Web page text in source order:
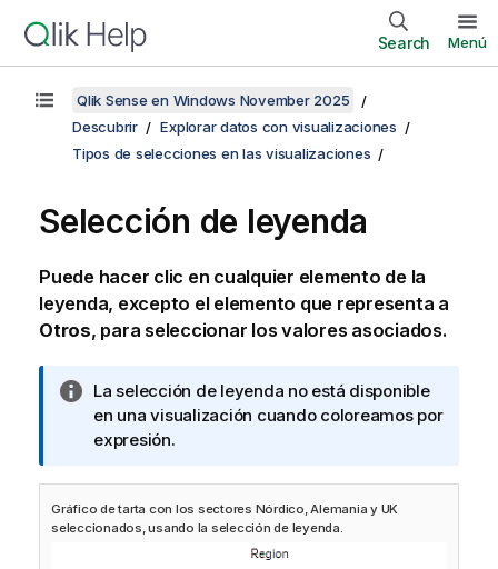
Search Menú
Qlik Sense en Windows November 2025
Descubrir
Explorar datos con visualizaciones
Tipos de selecciones en las visualizaciones
Selección de leyenda
Puede hacer clic en cualquier elemento de la
leyenda, excepto el elemento que representa a
Otros, para seleccionar los valores asociados.
N
o
t
i
n
f
La selección de leyenda no está disponible
en una visualización cuando coloreamos por
expresión.
Gráfico de tarta con los sectores Nórdico, Alemania y UK
seleccionados, usando la selección de leyenda.